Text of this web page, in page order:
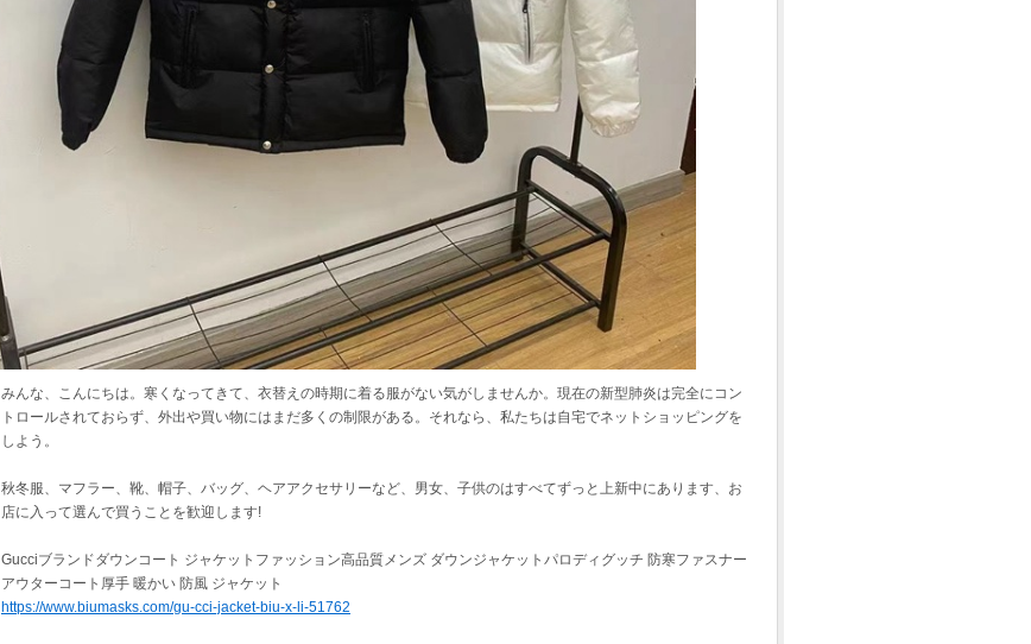
みんな、こんにちは。寒くなってきて、衣替えの時期に着る服がない気がしませんか。現在の新型肺炎は完全にコン
トロールされておらず、外出や買い物にはまだ多くの制限がある。それなら、私たちは自宅でネットショッピングを
しよう。
秋冬服、マフラー、靴、帽子、バッグ、ヘアアクセサリーなど、男女、子供のはすべてずっと上新中にあります、お
店に入って選んで買うことを歓迎します!
Gucciブランドダウンコート ジャケットファッション高品質メンズ ダウンジャケットパロディグッチ 防寒ファスナー
アウターコート厚手 暖かい 防風 ジャケット
https://www.biumasks.com/gu-cci-jacket-biu-x-li-51762